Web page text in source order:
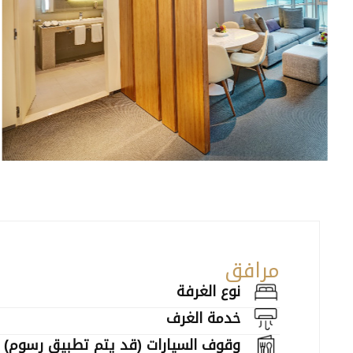
مرافق
نوع الغرفة
خدمة الغرف
وقوف السيارات (قد يتم تطبيق رسوم)